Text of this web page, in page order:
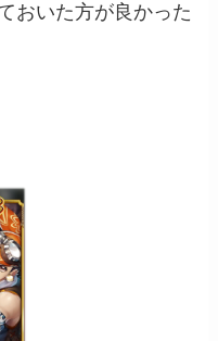
おいた方が良かった